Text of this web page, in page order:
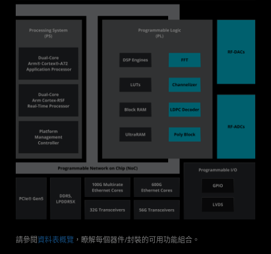
請參閱資料表概覽 ，瞭解每個器件/封裝的可用功能組合。